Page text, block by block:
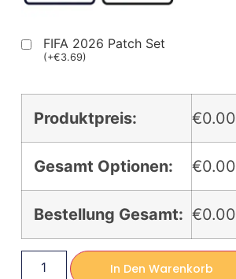
FIFA 2026 Patch Set
(+€3.69)
Produktpreis: €0.00
Gesamt Optionen: €0.00
Bestellung Gesamt: €0.00
In Den Warenkorb